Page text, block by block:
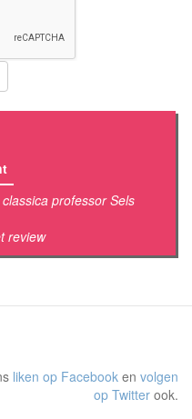
professor Sels
review
liken op Facebook en volgen
op Twitter ook.